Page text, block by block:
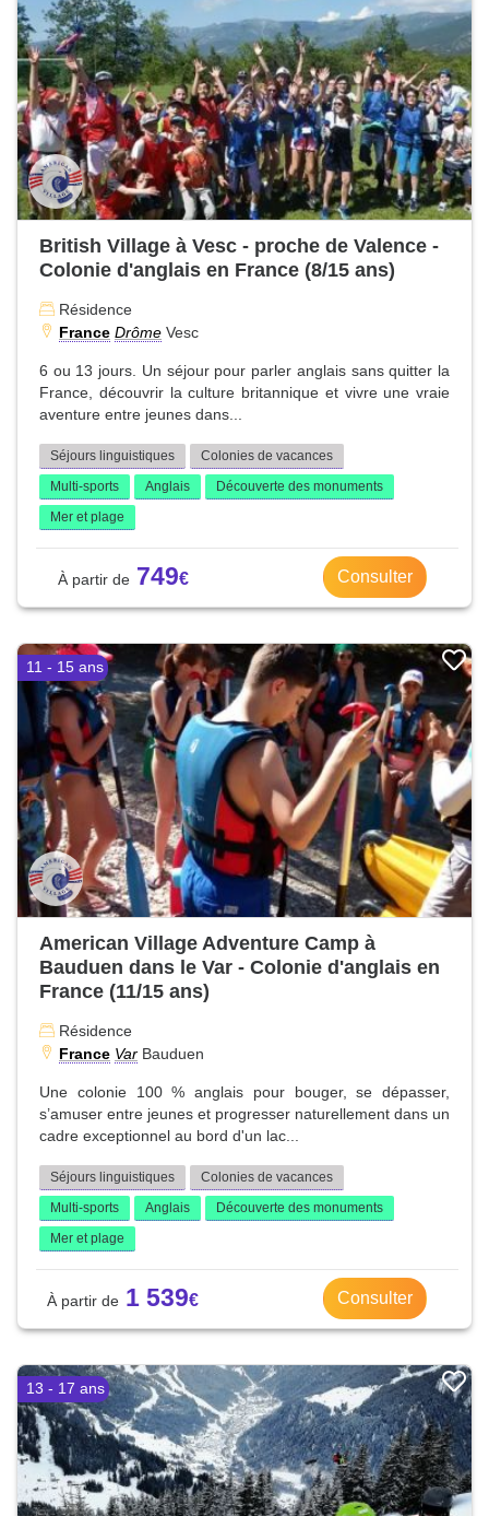
British Village à Vesc - proche de Valence -
Colonie d'anglais en France (8/15 ans)
Résidence
France Drôme Vesc
6 ou 13 jours. Un séjour pour parler anglais sans quitter la
France, découvrir la culture britannique et vivre une vraie
aventure entre jeunes dans...
Séjours linguistiques
Colonies de vacances
Multi-sports
Anglais
Découverte des monuments
Mer et plage
749 Consulter
11 - 15 ans
American Village Adventure Camp à
Bauduen dans le Var - Colonie d'anglais en
France (11/15 ans)
Résidence
France Var Bauduen
Une colonie 100 % anglais pour bouger, se dépasser,
s’amuser entre jeunes et progresser naturellement dans un
cadre exceptionnel au bord d'un lac...
Séjours linguistiques
Colonies de vacances
Multi-sports
Anglais
Découverte des monuments
Mer et plage
1 539 Consulter
13 - 17 ans